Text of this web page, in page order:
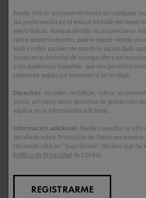
16 SÉRUM DE OJOS
Corrige 16 signos de la
edad.
5/5
Corrige
ojos y
0/5
Puede retirar su consentimiento en cualquier
sus preferencias en el enlace incluido en
electrónicas. Aunque decida no proporcionar
retire posteriormente, podría seguir viendo
web y redes sociales de nuestros socios dado
basan en su historial de navegación y en
o las audiencias lookalike, que nos permiten
relevante según sus intereses si así lo elige.
Derechos: Acceder, rectificar, retirar su
datos, así como otros derechos de protección
explica en la información adicional.
Información adicional : Puede consultar la
detallada sobre Protección de Datos en nuestra
Haciendo click en “Suscribirme” declaro que he
Política de Privacidad de L’Oréal.
REGISTRARME